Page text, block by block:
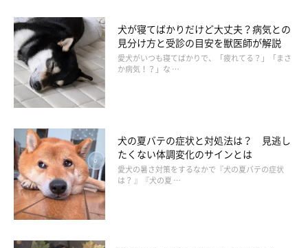
犬が寝てばかりだけど大丈夫？病気との
見分け方と受診の目安を獣医師が解説
愛犬がいつも寝てばかりで、「疲れてる？」「まさ
か病気！？」な …
犬の夏バテの症状と対処法は？ 見逃し
たくない体調変化のサインとは
愛犬の暑さ対策をするなかで『犬の夏バテの症状
は？ 』『犬の夏 …